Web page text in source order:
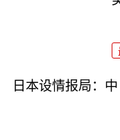
日本设情报局：